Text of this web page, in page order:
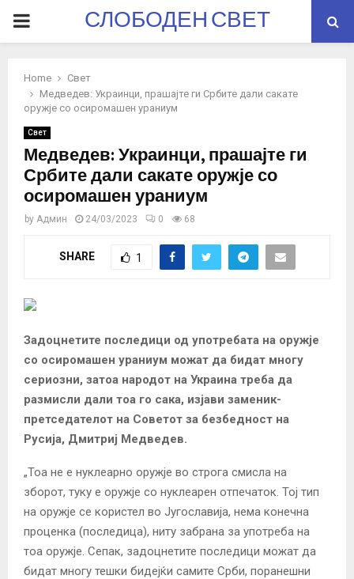
PRIMARYСЛОБОДЕН СВЕТ
Home
Свет
Медведев: Украинци, прашајте ги Србите дали сакате
оружје со осиромашен ураниум
Свет
Медведев: Украинци, прашајте ги
Србите дали сакате оружје со
осиромашен ураниум
by Админ 24/03/2023 0 68
SHARE 1
Задоцнетите последици од употребата на оружје
со осиромашен ураниум можат да бидат многу
сериозни, затоа народот на Украина треба да
размисли дали тоа го сака, изјави заменик-
претседателот на Советот за безбедност на
Русија, Дмитриј Медведев.
„Тоа не е нуклеарно оружје во строга смисла на
зборот, туку е оружје со нуклеарен отпечаток. Тој тип
на оружје се користел во Југославија, нема конечна
проценка (последица), ниту забрана за употреба на
тоа оружје. Сепак, задоцнетите последици можат да
бидат многу тешки бидејќи самите Срби, поранешни